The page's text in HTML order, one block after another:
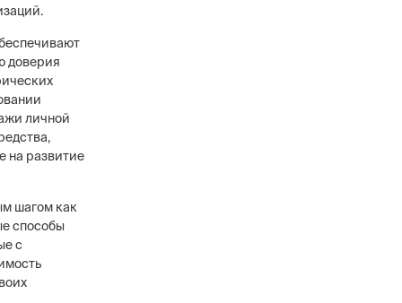
доверия
личной
на развитие
шагом как
способы
с